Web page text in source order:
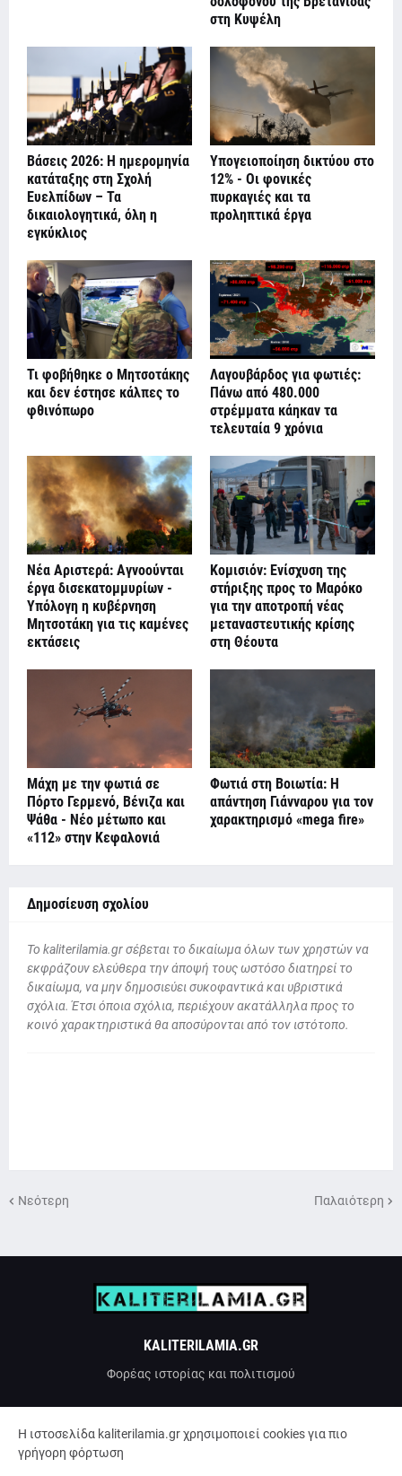
στη Κυψέλη
Βάσεις 2026: Η ημερομηνία
κατάταξης στη Σχολή
Ευελπίδων – Τα
δικαιολογητικά, όλη η
εγκύκλιος
Υπογειοποίηση δικτύου στο
12% - Οι φονικές
πυρκαγιές και τα
προληπτικά έργα
Τι φοβήθηκε ο Μητσοτάκης
και δεν έστησε κάλπες το
φθινόπωρο
Λαγουβάρδος για φωτιές:
Πάνω από 480.000
στρέμματα κάηκαν τα
τελευταία 9 χρόνια
Νέα Αριστερά: Αγνοούνται
έργα δισεκατομμυρίων -
Υπόλογη η κυβέρνηση
Μητσοτάκη για τις καμένες
εκτάσεις
Κομισιόν: Ενίσχυση της
στήριξης προς το Μαρόκο
για την αποτροπή νέας
μεταναστευτικής κρίσης
στη Θέουτα
Μάχη με την φωτιά σε
Πόρτο Γερμενό, Βένιζα και
Ψάθα - Νέο μέτωπο και
«112» στην Κεφαλονιά
Φωτιά στη Βοιωτία: Η
απάντηση Γιάνναρου για τον
χαρακτηρισμό «mega fire»
Δημοσίευση σχολίου
To kaliterilamia.gr σέβεται το δικαίωμα όλων των χρηστών να
εκφράζουν ελεύθερα την άποψή τους ωστόσο διατηρεί το
δικαίωμα, να μην δημοσιεύει συκοφαντικά και υβριστικά
σχόλια. Έτσι όποια σχόλια, περιέχουν ακατάλληλα προς το
κοινό χαρακτηριστικά θα αποσύρονται από τον ιστότοπο.
Νεότερη Παλαιότερη
KALITERILAMIA.GR
Φορέας ιστορίας και πολιτισμού
H ιστοσελίδα kaliterilamia.gr χρησιμοποιεί cookies για πιο
γρήγορη φόρτωση